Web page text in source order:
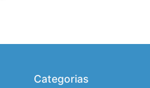
Categorias